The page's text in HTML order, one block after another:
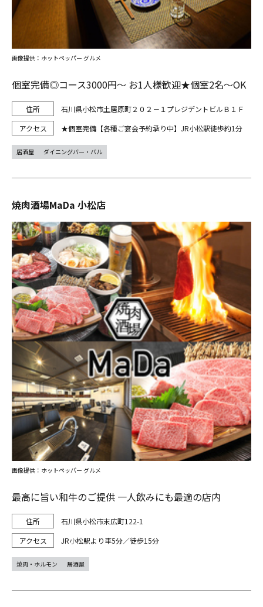
個室完備◎コース3000円～ お1人様歓迎★個室2名～OK
石川県小松市土居原町２０２－１プレジデントビルＢ１Ｆ
★個室完備【各種ご宴会予約承り中】JR小松駅徒歩約1分
画像提供：ホットペッパー グルメ
居酒屋 ダイニングバー・バル
焼肉酒場MaDa 小松店
最高に旨い和牛のご提供 一人飲みにも最適の店内
石川県小松市末広町122-1
JR小松駅より車5分／徒歩15分
画像提供：ホットペッパー グルメ
焼肉・ホルモン 居酒屋